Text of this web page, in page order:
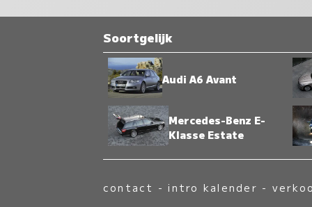
Soortgelijk
Audi A6 Avant
Mercedes-Benz E-
Klasse Estate
contact -intro kalender -